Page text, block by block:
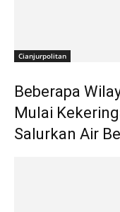
Cianjurpolitan
Beberapa
Mulai
Salurkan Air